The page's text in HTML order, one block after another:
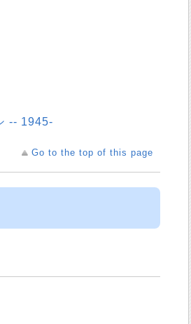
-- 1945-
Go to the top of this page